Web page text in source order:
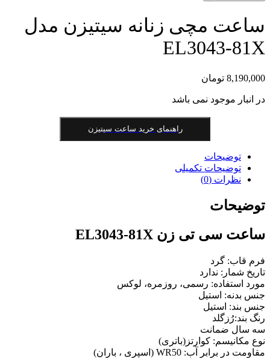
ساعت مچی زنانه سیتیزن مدل
EL3043-81X
8,190,000 تومان
در انبار موجود نمی باشد
راهنمای خرید ساعت سیتیزن
توضیحات
توضیحات تکمیلی
نظرات (0)
توضیحات
ساعت سی تی زن EL3043-81X
فرم قاب: گرد
تاریخ شمار: ندارد
مورد استفاده: رسمی، روزمره، لوکس
جنس بدنه: استیل
جنس بند: استیل
رنگ بند:رُزگلد
سه سال ضمانت
نوع مکانیسم: کوارتز(باتری)
مقاومت در برابر آب: WR50 (اسپری ، باران)